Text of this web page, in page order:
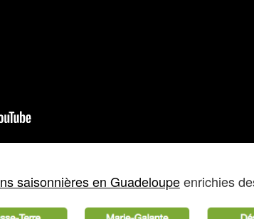
saisonnières en Guadeloupeenrichies